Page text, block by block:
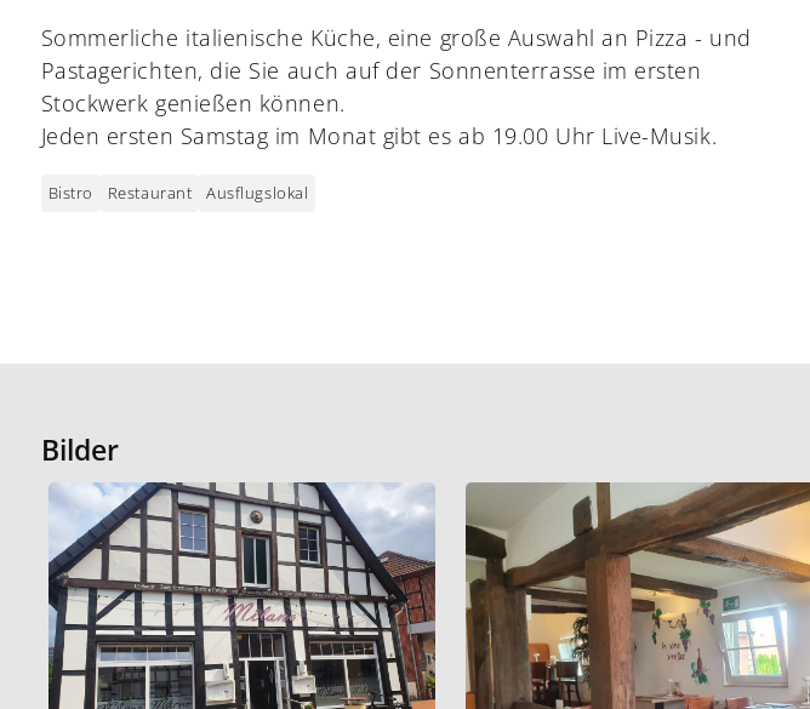
Sommerliche italienische Küche, eine große Auswahl an Pizza - und
Pastagerichten, die Sie auch auf der Sonnenterrasse im ersten
Stockwerk genießen können.
Jeden ersten Samstag im Monat gibt es ab 19.00 Uhr Live-Musik.
Bistro Restaurant Ausflugslokal
Bilder